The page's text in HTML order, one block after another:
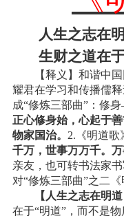
人生之志在
生财之道在
【释义】和谐中
耀君在学习和传播儒
成“修炼三部曲”：修
正心修身始，心起于
物家国治。 2. 《明道歌
千万，世事万万千。
亲友，也可转书法家
对“修炼三部曲”之二《
【人生之志在明道
在于“明道”，而不是